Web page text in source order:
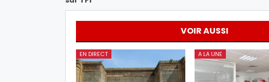
VOIR AUSSI
EN DIRECT A LA UNE